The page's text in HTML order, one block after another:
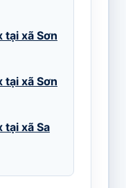
tại xã Sơn
tại xã Sơn
tại xã Sa